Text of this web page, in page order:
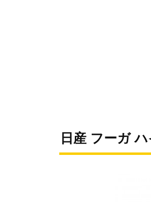
日産 フーガ